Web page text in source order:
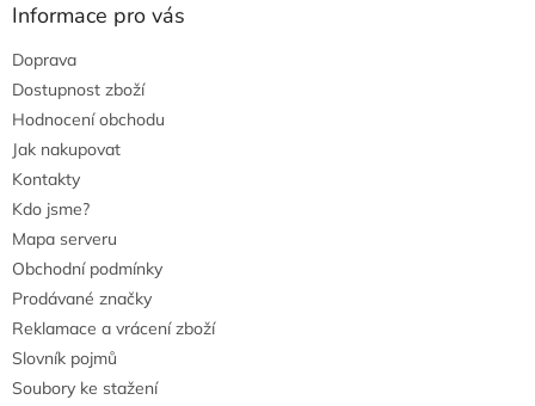
Informace pro vás
Doprava
Dostupnost zboží
Hodnocení obchodu
Jak nakupovat
Kontakty
Kdo jsme?
Mapa serveru
Obchodní podmínky
Prodávané značky
Reklamace a vrácení zboží
Slovník pojmů
Soubory ke stažení